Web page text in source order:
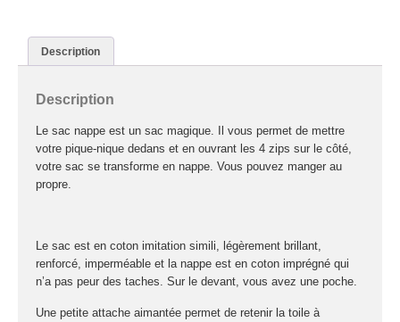
Description
Description
Le sac nappe est un sac magique. Il vous permet de mettre
votre pique-nique dedans et en ouvrant les 4 zips sur le côté,
votre sac se transforme en nappe. Vous pouvez manger au
propre.
Le sac est en coton imitation simili, légèrement brillant,
renforcé, imperméable et la nappe est en coton imprégné qui
n’a pas peur des taches. Sur le devant, vous avez une poche.
Une petite attache aimantée permet de retenir la toile à